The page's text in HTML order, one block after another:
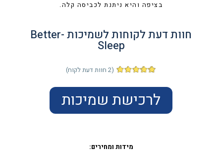
בציפה והיא ניתנת לכביסה קלה.
חוות דעת לקוחות לשמיכות Better-
Sleep
5.00מתוך
5 מבוסס על
דירוגים של
לקוחות
(
2 חוות דעת לקוח)
לרכישת שמיכות
מידות ומחירים: